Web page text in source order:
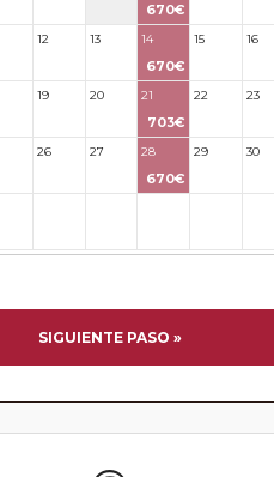
670€
12 13 14
670€
15 16
19 20 21
703€
22 23
26 27 28
670€
29 30
SIGUIENTE PASO »